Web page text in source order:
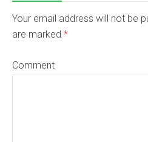
Your email address will not be
are marked *
Comment